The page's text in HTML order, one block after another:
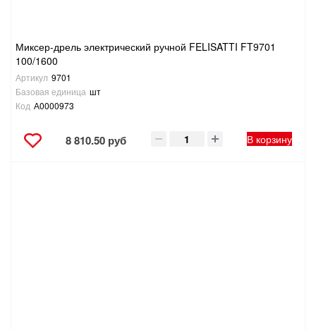
Миксер-дрель электрический ручной FELISATTI FT9701
100/1600
Артикул 9701
Базовая единица шт
Код А0000973
8 810.50 руб В корзину